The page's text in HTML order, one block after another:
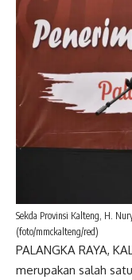
Sekda Provinsi Kalteng, H.
(foto/mmckalteng/red)
PALANGKA RAYA,
merupakan salah